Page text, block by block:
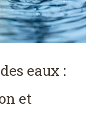
eaux :
et